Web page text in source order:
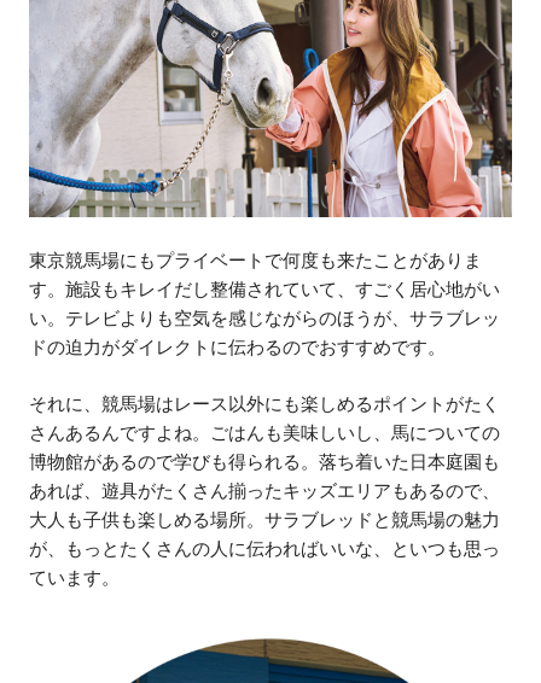
東京競馬場にもプライベートで何度も来たことがありま
す。施設もキレイだし整備されていて、すごく居心地がい
い。テレビよりも空気を感じながらのほうが、サラブレッ
ドの迫力がダイレクトに伝わるのでおすすめです。
それに、競馬場はレース以外にも楽しめるポイントがたく
さんあるんですよね。ごはんも美味しいし、馬についての
博物館があるので学びも得られる。落ち着いた日本庭園も
あれば、遊具がたくさん揃ったキッズエリアもあるので、
大人も子供も楽しめる場所。サラブレッドと競馬場の魅力
が、もっとたくさんの人に伝わればいいな、といつも思っ
ています。